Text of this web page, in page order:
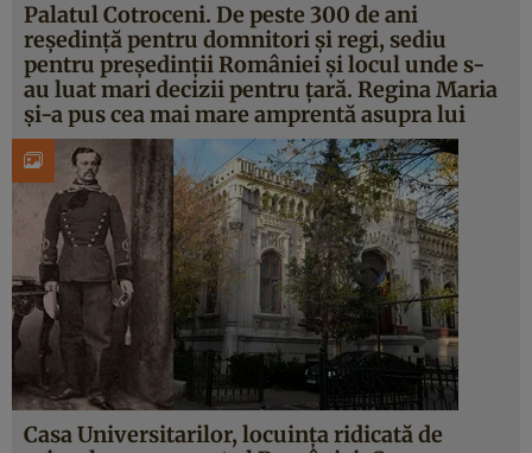
Palatul Cotroceni. De peste 300 de ani
reşedinţă pentru domnitori şi regi, sediu
pentru preşedinţii României şi locul unde s-
au luat mari decizii pentru ţară. Regina Maria
şi-a pus cea mai mare amprentă asupra lui
Casa Universitarilor, locuinţa ridicată de